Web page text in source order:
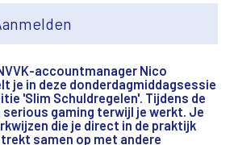
accountmanager Nico
je in deze donderdagmiddagsessie
'Slim Schuldregelen'. Tijdens de
serious gaming terwijl je werkt. Je
die je direct in de praktijk
samen op met andere